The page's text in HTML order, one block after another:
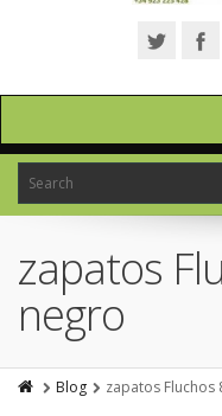
zapatos
negro
Blog zapatos Fluchos